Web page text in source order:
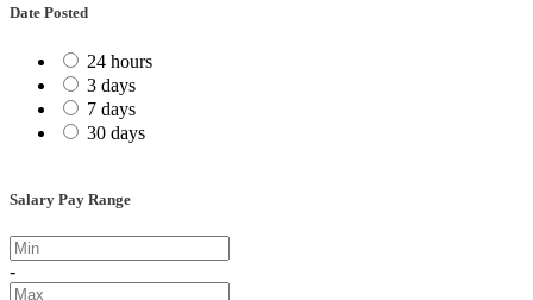
Date Posted
24 hours
3 days
7 days
30 days
Salary Pay Range
-